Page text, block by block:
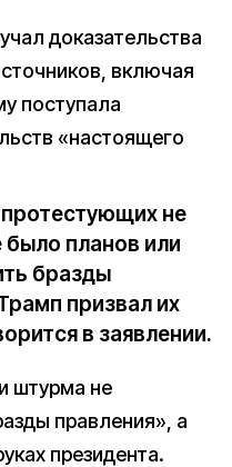
доказательства
включая
поступала
«настоящего
не
планов или
бразды
призвал их
в заявлении.
штурма не
правления», а
президента.